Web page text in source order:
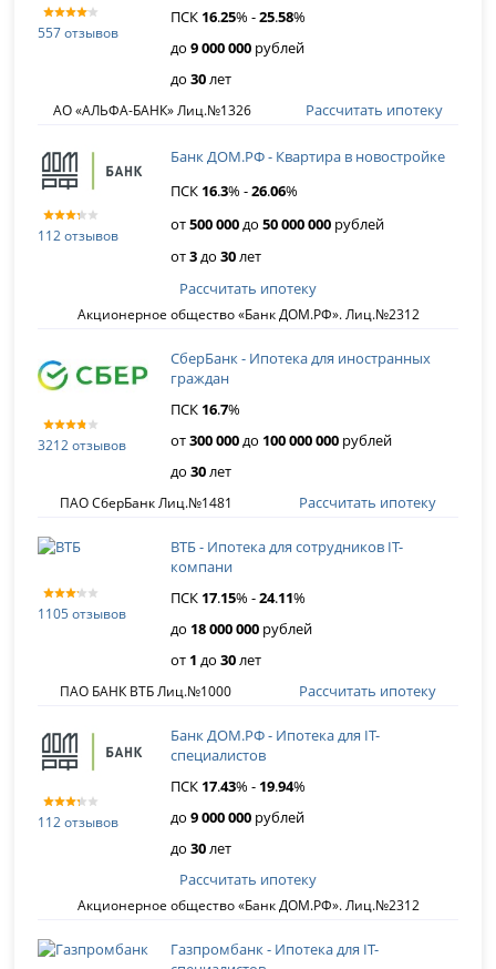
557 отзывов
ПСК 16.25% -25.58%
до9 000 000 рублей
до30лет
АО «АЛЬФА-БАНК» Лиц.№1326 Рассчитать ипотеку
112 отзывов
Банк ДОМ.РФ - Квартира в новостройке
ПСК 16.3% -26.06%
от500 000до50 000 000 рублей
от3до30лет
Акционерное общество «Банк ДОМ.РФ». Лиц.№2312
Рассчитать ипотеку
3212 отзывов
СберБанк - Ипотека для иностранных
граждан
ПСК 16.7%
от300 000до 100 000 000 рублей
до30лет
ПАО СберБанк Лиц.№1481 Рассчитать ипотеку
1105 отзывов
ВТБ - Ипотека для сотрудников IT-
компани
ПСК 17.15% -24.11%
до 18 000 000 рублей
от 1 до30лет
ПАО БАНК ВТБ Лиц.№1000 Рассчитать ипотеку
112 отзывов
Банк ДОМ.РФ - Ипотека для IT-
специалистов
ПСК 17.43% - 19.94%
до9 000 000 рублей
до30лет
Акционерное общество «Банк ДОМ.РФ». Лиц.№2312
Рассчитать ипотеку
Газпромбанк - Ипотека для IT-